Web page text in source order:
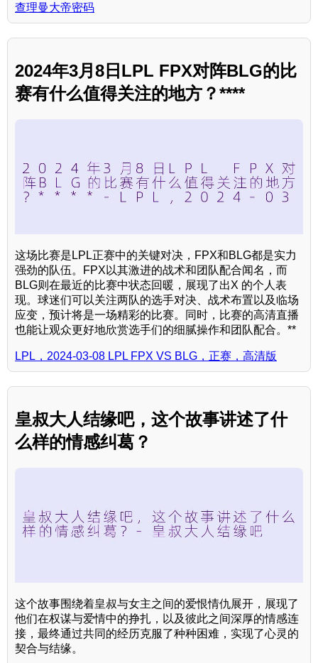
查理曼大帝密码
2024年3月8日LPL FPX对阵BLG的比
赛有什么值得关注的地方？****
这场比赛是LPL正赛中的关键对决，FPX和BLG都是实力
强劲的队伍。FPX以其激进的战术和团队配合闻名，而
BLG则在最近的比赛中状态回暖，展现了出X 的个人表
现。球迷们可以关注两队的选手对决、战术布置以及临场
应变，预计将是一场精彩的比赛。同时，比赛的高清直播
也能让观众更好地欣赏选手们的细腻操作和团队配合。**
LPL，2024-03-08 LPL FPX VS BLG，正赛，高清版
皇叔大人结缘吧，这个故事讲述了什
么样的情感纠葛？
这个故事围绕着皇叔与女主之间的爱恨情仇展开，展现了
他们在权谋与爱情中的挣扎，以及彼此之间深厚的情感连
接，最终通过共同的经历克服了种种困难，实现了心灵的
契合与结缘。